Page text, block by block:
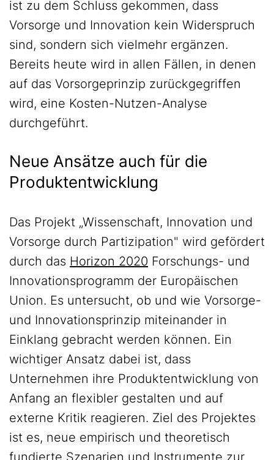
ist zu dem Schluss gekommen, dass
Vorsorge und Innovation kein Widerspruch
sind, sondern sich vielmehr ergänzen.
Bereits heute wird in allen Fällen, in denen
auf das Vorsorgeprinzip zurückgegriffen
wird, eine Kosten-Nutzen-Analyse
durchgeführt.
Neue Ansätze auch für die
Produktentwicklung
Das Projekt „Wissenschaft, Innovation und
Vorsorge durch Partizipation" wird gefördert
durch das Horizon 2020 Forschungs- und
Innovationsprogramm der Europäischen
Union. Es untersucht, ob und wie Vorsorge-
und Innovationsprinzip miteinander in
Einklang gebracht werden können. Ein
wichtiger Ansatz dabei ist, dass
Unternehmen ihre Produktentwicklung von
Anfang an flexibler gestalten und auf
externe Kritik reagieren. Ziel des Projektes
ist es, neue empirisch und theoretisch
fundierte Szenarien und Instrumente zur